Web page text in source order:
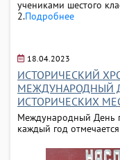
учениками шестого
2.Подробнее
18.04.2023
ИСТОРИЧЕСКИЙ
МЕЖДУНАРОДНЫЙ
ИСТОРИЧЕСКИХ
Международный День
каждый год